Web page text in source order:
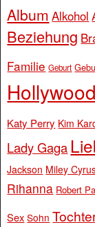
Album Alkohol
Beziehung
Familie Geburt
Hollywood
Katy Perry Kim
Lady Gaga
Jackson Miley
Rihanna Robert
Sex Sohn